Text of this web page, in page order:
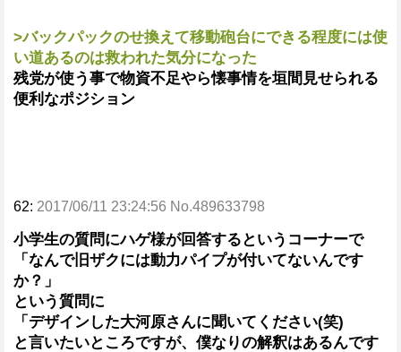
>バックパックのせ換えて移動砲台にできる程度には使
い道あるのは救われた気分になった
残党が使う事で物資不足やら懐事情を垣間見せられる
便利なポジション
62: 2017/06/11 23:24:56 No.489633798
小学生の質問にハゲ様が回答するというコーナーで
「なんで旧ザクには動力パイプが付いてないんです
か？」
という質問に
「デザインした大河原さんに聞いてください(笑)
と言いたいところですが、僕なりの解釈はあるんです